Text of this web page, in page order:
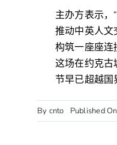
主办方表示，
推动中英人
构筑一座座连
这场在约克
节早已超越国
By cnto Published